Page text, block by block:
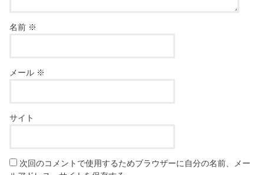
名前 ※
メール ※
サイト
次回のコメントで使用するためブラウザーに自分の名前、メー